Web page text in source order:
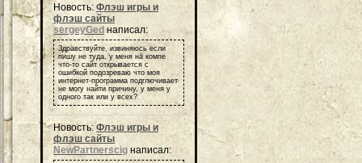
Новость: Флэш игры и
флэш сайты
sergeyGed написал:
Здравствуйте, извиняюсь если
пишу не туда, у меня на компе
что-то сайт открывается с
ошибкой подозреваю что моя
интернет-программа подглючивает
не могу найти причину, у меня у
одного так или у всех?
Новость: Флэш игры и
флэш сайты
NewPartnerscig написал: